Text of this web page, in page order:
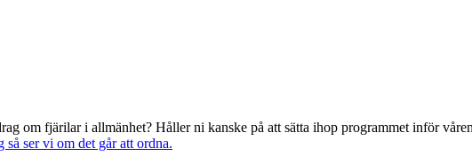
om fjärilar i allmänhet? Håller ni kanske på att sätta ihop programmet inför
så ser vi om det går att ordna.